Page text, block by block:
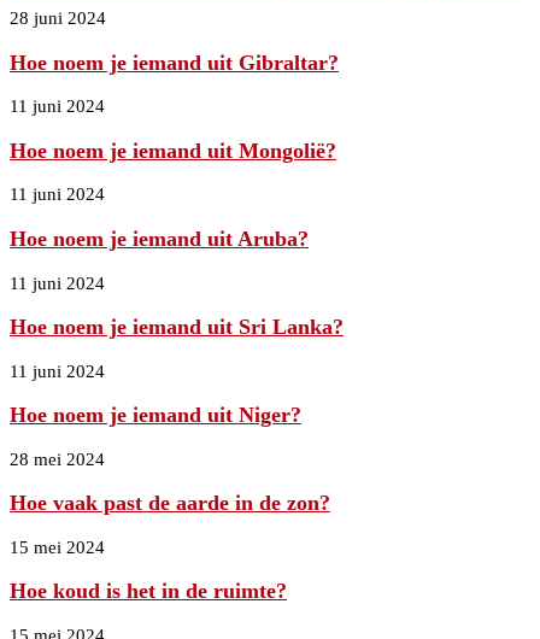
28 juni 2024
Hoe noem je iemand uit Gibraltar?
11 juni 2024
Hoe noem je iemand uit Mongolië?
11 juni 2024
Hoe noem je iemand uit Aruba?
11 juni 2024
Hoe noem je iemand uit Sri Lanka?
11 juni 2024
Hoe noem je iemand uit Niger?
28 mei 2024
Hoe vaak past de aarde in de zon?
15 mei 2024
Hoe koud is het in de ruimte?